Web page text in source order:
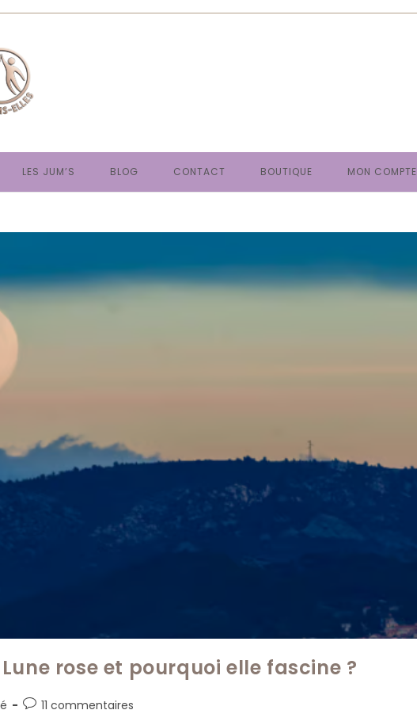
LES JUM’S BLOG CONTACT BOUTIQUE MON COMPTE
rose et pourquoi elle fascine ?
Commentaires
11 commentaires